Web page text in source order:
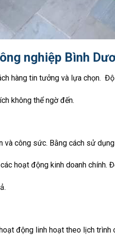
nghiệp Bình
hàng tin tưởng và lựa chọn.
không thể ngờ đến.
và công sức. Bằng cách sử
hoạt động kinh doanh chính.
động linh hoạt theo lịch trình